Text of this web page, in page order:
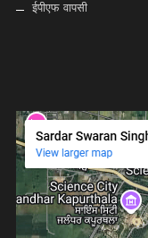
ईपीएफ वापसी